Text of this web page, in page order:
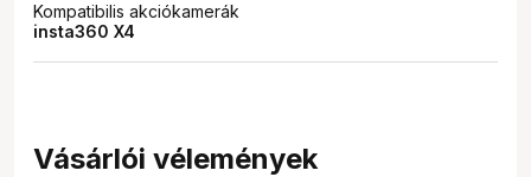
Kompatibilis akciókamerák
insta360 X4
Vásárlói vélemények